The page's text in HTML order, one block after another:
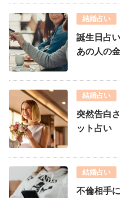
結婚占い
誕生日占
あの人の
結婚占い
突然告白
ット占い
結婚占い
不倫相手